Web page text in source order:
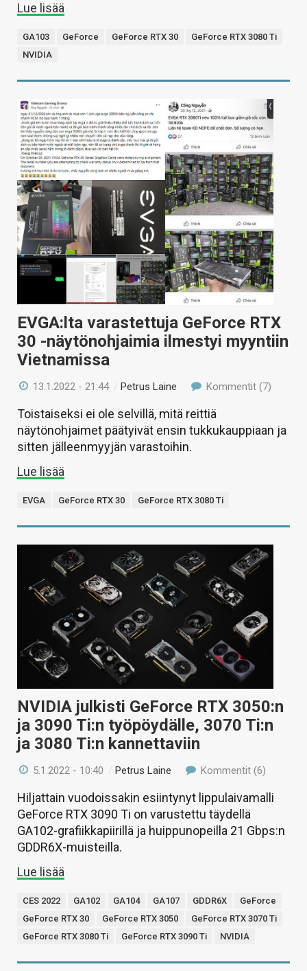
Lue lisää
GA103 GeForce GeForce RTX 30
GeForce RTX 3080 Ti
NVIDIA
EVGA:lta varastettuja GeForce RTX
30 -näytönohjaimia ilmestyi myyntiin
Vietnamissa
13.1.2022 - 21:44 /Petrus Laine Kommentit (7)
Toistaiseksi ei ole selvillä, mitä reittiä
näytönohjaimet päätyivät ensin tukkukauppiaan ja
sitten jälleenmyyjän varastoihin.
Lue lisää
EVGA GeForce RTX 30 GeForce RTX 3080 Ti
NVIDIA julkisti GeForce RTX 3050:n
ja 3090 Ti:n työpöydälle, 3070 Ti:n
ja 3080 Ti:n kannettaviin
5.1.2022 - 10:40 /Petrus Laine Kommentit (6)
Hiljattain vuodoissakin esiintynyt lippulaivamalli
GeForce RTX 3090 Ti on varustettu täydellä
GA102-grafiikkapiirillä ja huippunopeilla 21 Gbps:n
GDDR6X-muisteilla.
Lue lisää
CES 2022 GA102 GA104 GA107 GDDR6X
GeForce
GeForce RTX 30
GeForce RTX 3050
GeForce RTX 3070 Ti
GeForce RTX 3080 Ti
GeForce RTX 3090 Ti NVIDIA